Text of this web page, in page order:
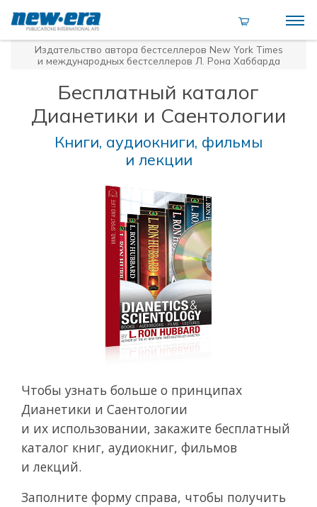
Издательство автора бестселлеров New York Times
и международных бестселлеров Л. Рона Хаббарда
Бесплатный каталог
Дианетики и Саентологии
Книги, аудиокниги, фильмы
и лекции
Чтобы узнать больше о принципах
Дианетики и Саентологии
и их использовании, закажите бесплатный
каталог книг, аудиокниг, фильмов
и лекций.
Заполните форму справа, чтобы получить